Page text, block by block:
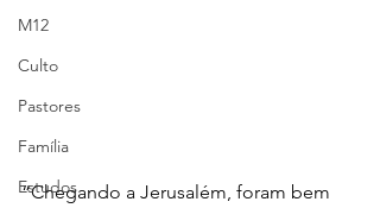
M12
Culto
Pastores
Família
Estudos
“Chegando a Jerusalém, foram bem